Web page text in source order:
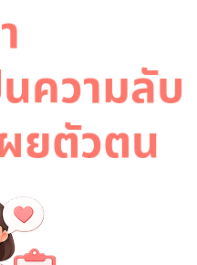
ความลับ
ยตัวตน